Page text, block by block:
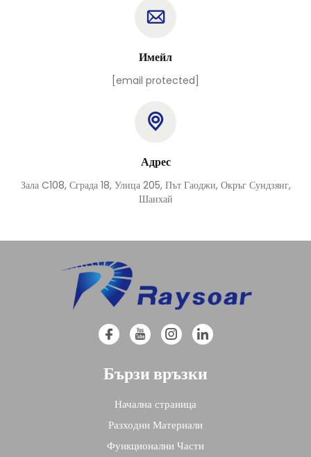
Имейл
[email protected]
Адрес
Зала C108, Сграда 18, Улица 205, Път Гаоджи, Окръг Сундзянг,
Шанхай
Бързи връзки
Начална страница
Разходни Материали
Функционални Части